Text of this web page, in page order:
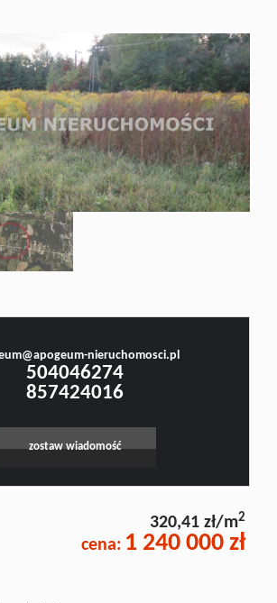
firmie
Oferta
Leaflet|©OpenStreetMap
nieruchomosci.pl
504046274
857424016
zostaw wiadomość
320,41 zł/m2
cena: 1 240 000 zł